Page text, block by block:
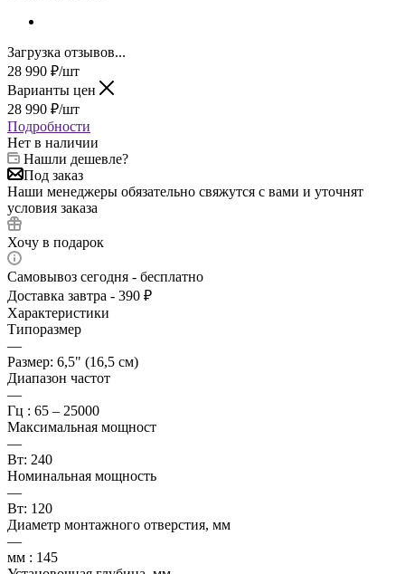
Загрузка отзывов...
28 990 ₽/шт
Варианты цен
28 990 ₽/шт
Подробности
Нет в наличии
Нашли дешевле?
Под заказ
Наши менеджеры обязательно свяжутся с вами и уточнят
условия заказа
Хочу в подарок
Самовывоз сегодня - бесплатно
Доставка завтра - 390 ₽
Характеристики
Типоразмер
—
Размер: 6,5" (16,5 см)
Диапазон частот
—
Гц : 65 – 25000
Максимальная мощност
—
Вт: 240
Номинальная мощность
—
Вт: 120
Диаметр монтажного отверстия, мм
—
мм : 145